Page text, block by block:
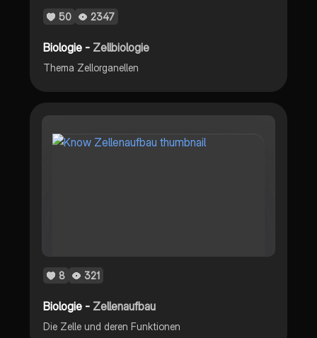
50 2347
Biologie - Zellbiologie
Thema Zellorganellen
8 321
Biologie - Zellenaufbau
Die Zelle und deren Funktionen